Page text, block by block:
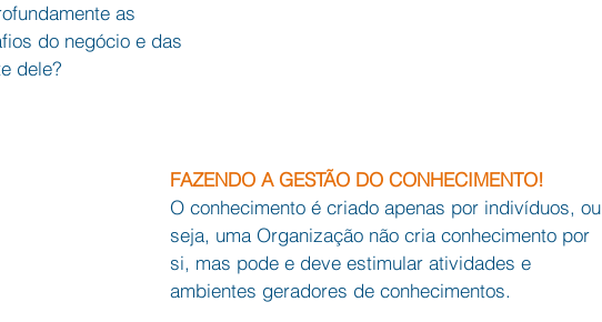
as
do negócio e das
dele?
FAZENDO A GESTÃO DO CONHECIMENTO!
O conhecimento é criado apenas por indivíduos, ou
seja, uma Organização não cria conhecimento por
si, mas pode e deve estimular atividades e
ambientes geradores de conhecimentos.